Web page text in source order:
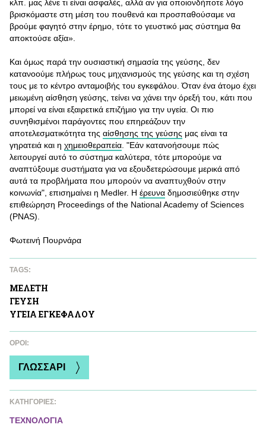
κλπ. μας λένε τι είναι ασφαλές, αλλά αν για οποιονδήποτε λόγο
βρισκόμαστε στη μέση του πουθενά και προσπαθούσαμε να
βρούμε φαγητό στην έρημο, τότε το γευστικό μας σύστημα θα
αποκτούσε αξία».
Και όμως παρά την ουσιαστική σημασία της γεύσης, δεν
κατανοούμε πλήρως τους μηχανισμούς της γεύσης και τη σχέση
τους με το κέντρο ανταμοιβής του εγκεφάλου. Όταν ένα άτομο έχει
μειωμένη αίσθηση γεύσης, τείνει να χάνει την όρεξή του, κάτι που
μπορεί να είναι εξαιρετικά επιζήμιο για την υγεία. Οι πιο
συνηθισμένοι παράγοντες που επηρεάζουν την
αποτελεσματικότητα της αίσθησης της γεύσης μας είναι τα
γηρατειά και η χημειοθεραπεία . "Εάν κατανοήσουμε πώς
λειτουργεί αυτό το σύστημα καλύτερα, τότε μπορούμε να
αναπτύξουμε συστήματα για να εξουδετερώσουμε μερικά από
αυτά τα προβλήματα που μπορούν να αναπτυχθούν στην
κοινωνία", επισημαίνει η Medler. Η έρευνα δημοσιεύθηκε στην
επιθεώρηση Proceedings of the National Academy of Sciences
(PNAS).
Φωτεινή Πουρνάρα
TAGS:
ΜΕΛΕΤΗ
ΓΕΥΣΗ
ΥΓΕΙΑ ΕΓΚΕΦAΛΟΥ
ΌΡΟΙ:
ΓΛΩΣΣΑΡΙ
ΚΑΤΗΓΟΡΙΕΣ:
ΤΕΧΝΟΛΟΓΙΑ